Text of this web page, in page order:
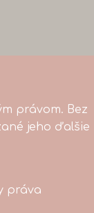
právom. Bez
jeho ďalšie
práva